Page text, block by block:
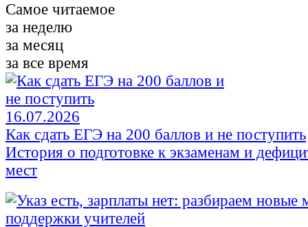
Самое читаемое
за неделю
за месяц
за все время
16.07.2026
Как сдать ЕГЭ на 200 баллов и не поступить
История о подготовке к экзаменам и
мест